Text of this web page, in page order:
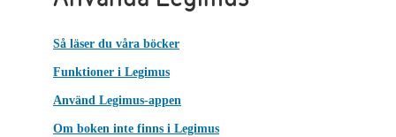
Så läser du våra böcker
Funktioner i Legimus
Använd Legimus-appen
Om boken inte finns i Legimus